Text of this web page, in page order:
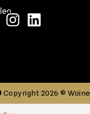
Copyright 2026 ©